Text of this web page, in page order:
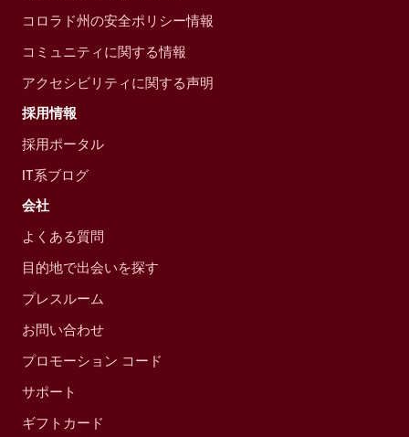
コロラド州の安全ポリシー情報
コミュニティに関する情報
アクセシビリティに関する声明
採用情報
採用ポータル
IT系ブログ
会社
よくある質問
目的地で出会いを探す
プレスルーム
お問い合わせ
プロモーション コード
サポート
ギフトカード